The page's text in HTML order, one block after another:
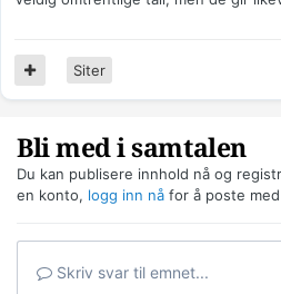
Siter
Bli med i samtalen
Du kan publisere innhold nå og
en konto, logg inn nå for å poste
Skriv svar til emnet...